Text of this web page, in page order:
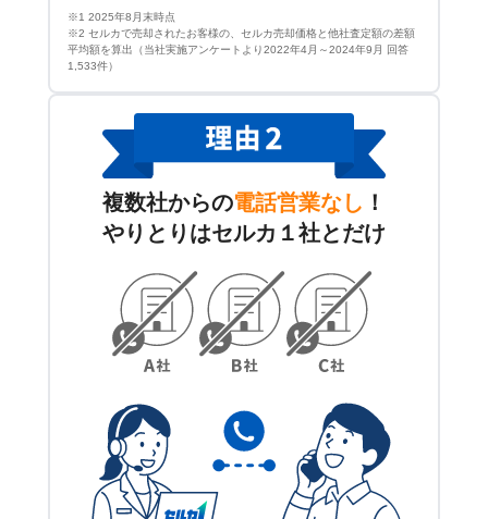
※1 2025年8月末時点
※2 セルカで売却されたお客様の、セルカ売却価格と他社査定額の差額
平均額を算出（当社実施アンケートより2022年4月～2024年9月 回答
1,533件）
複数社からの電話営業なし ！
やりとりはセルカ１社とだけ